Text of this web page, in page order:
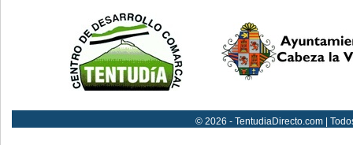
© 2026 - TentudiaDirecto.com |